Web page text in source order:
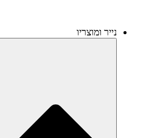
נייר ומוצריו